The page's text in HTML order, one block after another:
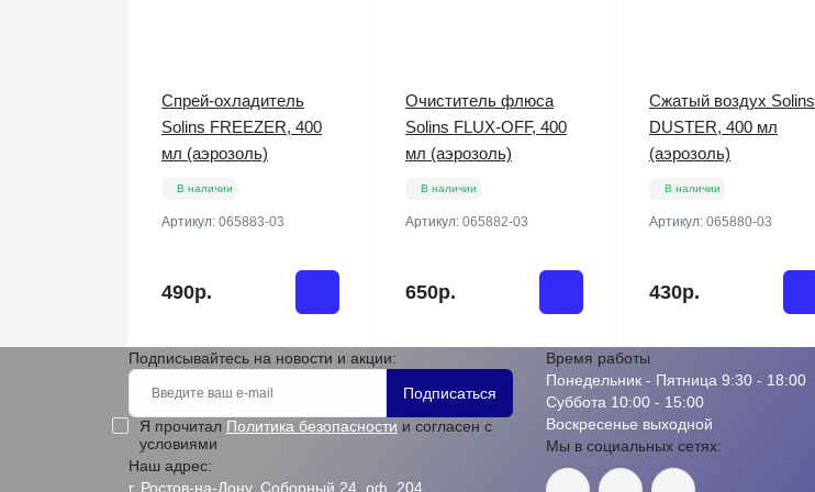
Спрей-охладитель
Solins FREEZER, 400
мл (аэрозоль)
В наличии
Артикул: 065883-03
490р.
Очиститель флюса
Solins FLUX-OFF, 400
мл (аэрозоль)
В наличии
Артикул: 065882-03
650р.
Сжатый воздух Solins
DUSTER, 400 мл
(аэрозоль)
В наличии
Артикул: 065880-03
430р.
Подписывайтесь на новости и акции:
Подписаться
Я прочитал Политика безопасности и согласен с
условиями
Наш адрес:
г. Ростов-на-Дону, Соборный 24, оф. 204
Время работы
Понедельник - Пятница 9:30 - 18:00
Суббота 10:00 - 15:00
Воскресенье выходной
Мы в социальных сетях: